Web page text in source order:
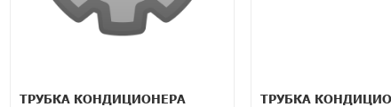
ТРУБКА КОНДИЦИОНЕРА
ТРУБКА